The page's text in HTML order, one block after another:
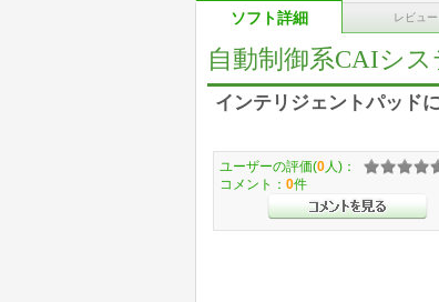
ソフト詳細 レビュー
自動制御系CAIシス
インテリジェントパッド
ユーザーの評価(0 人)：
コメント： 0件